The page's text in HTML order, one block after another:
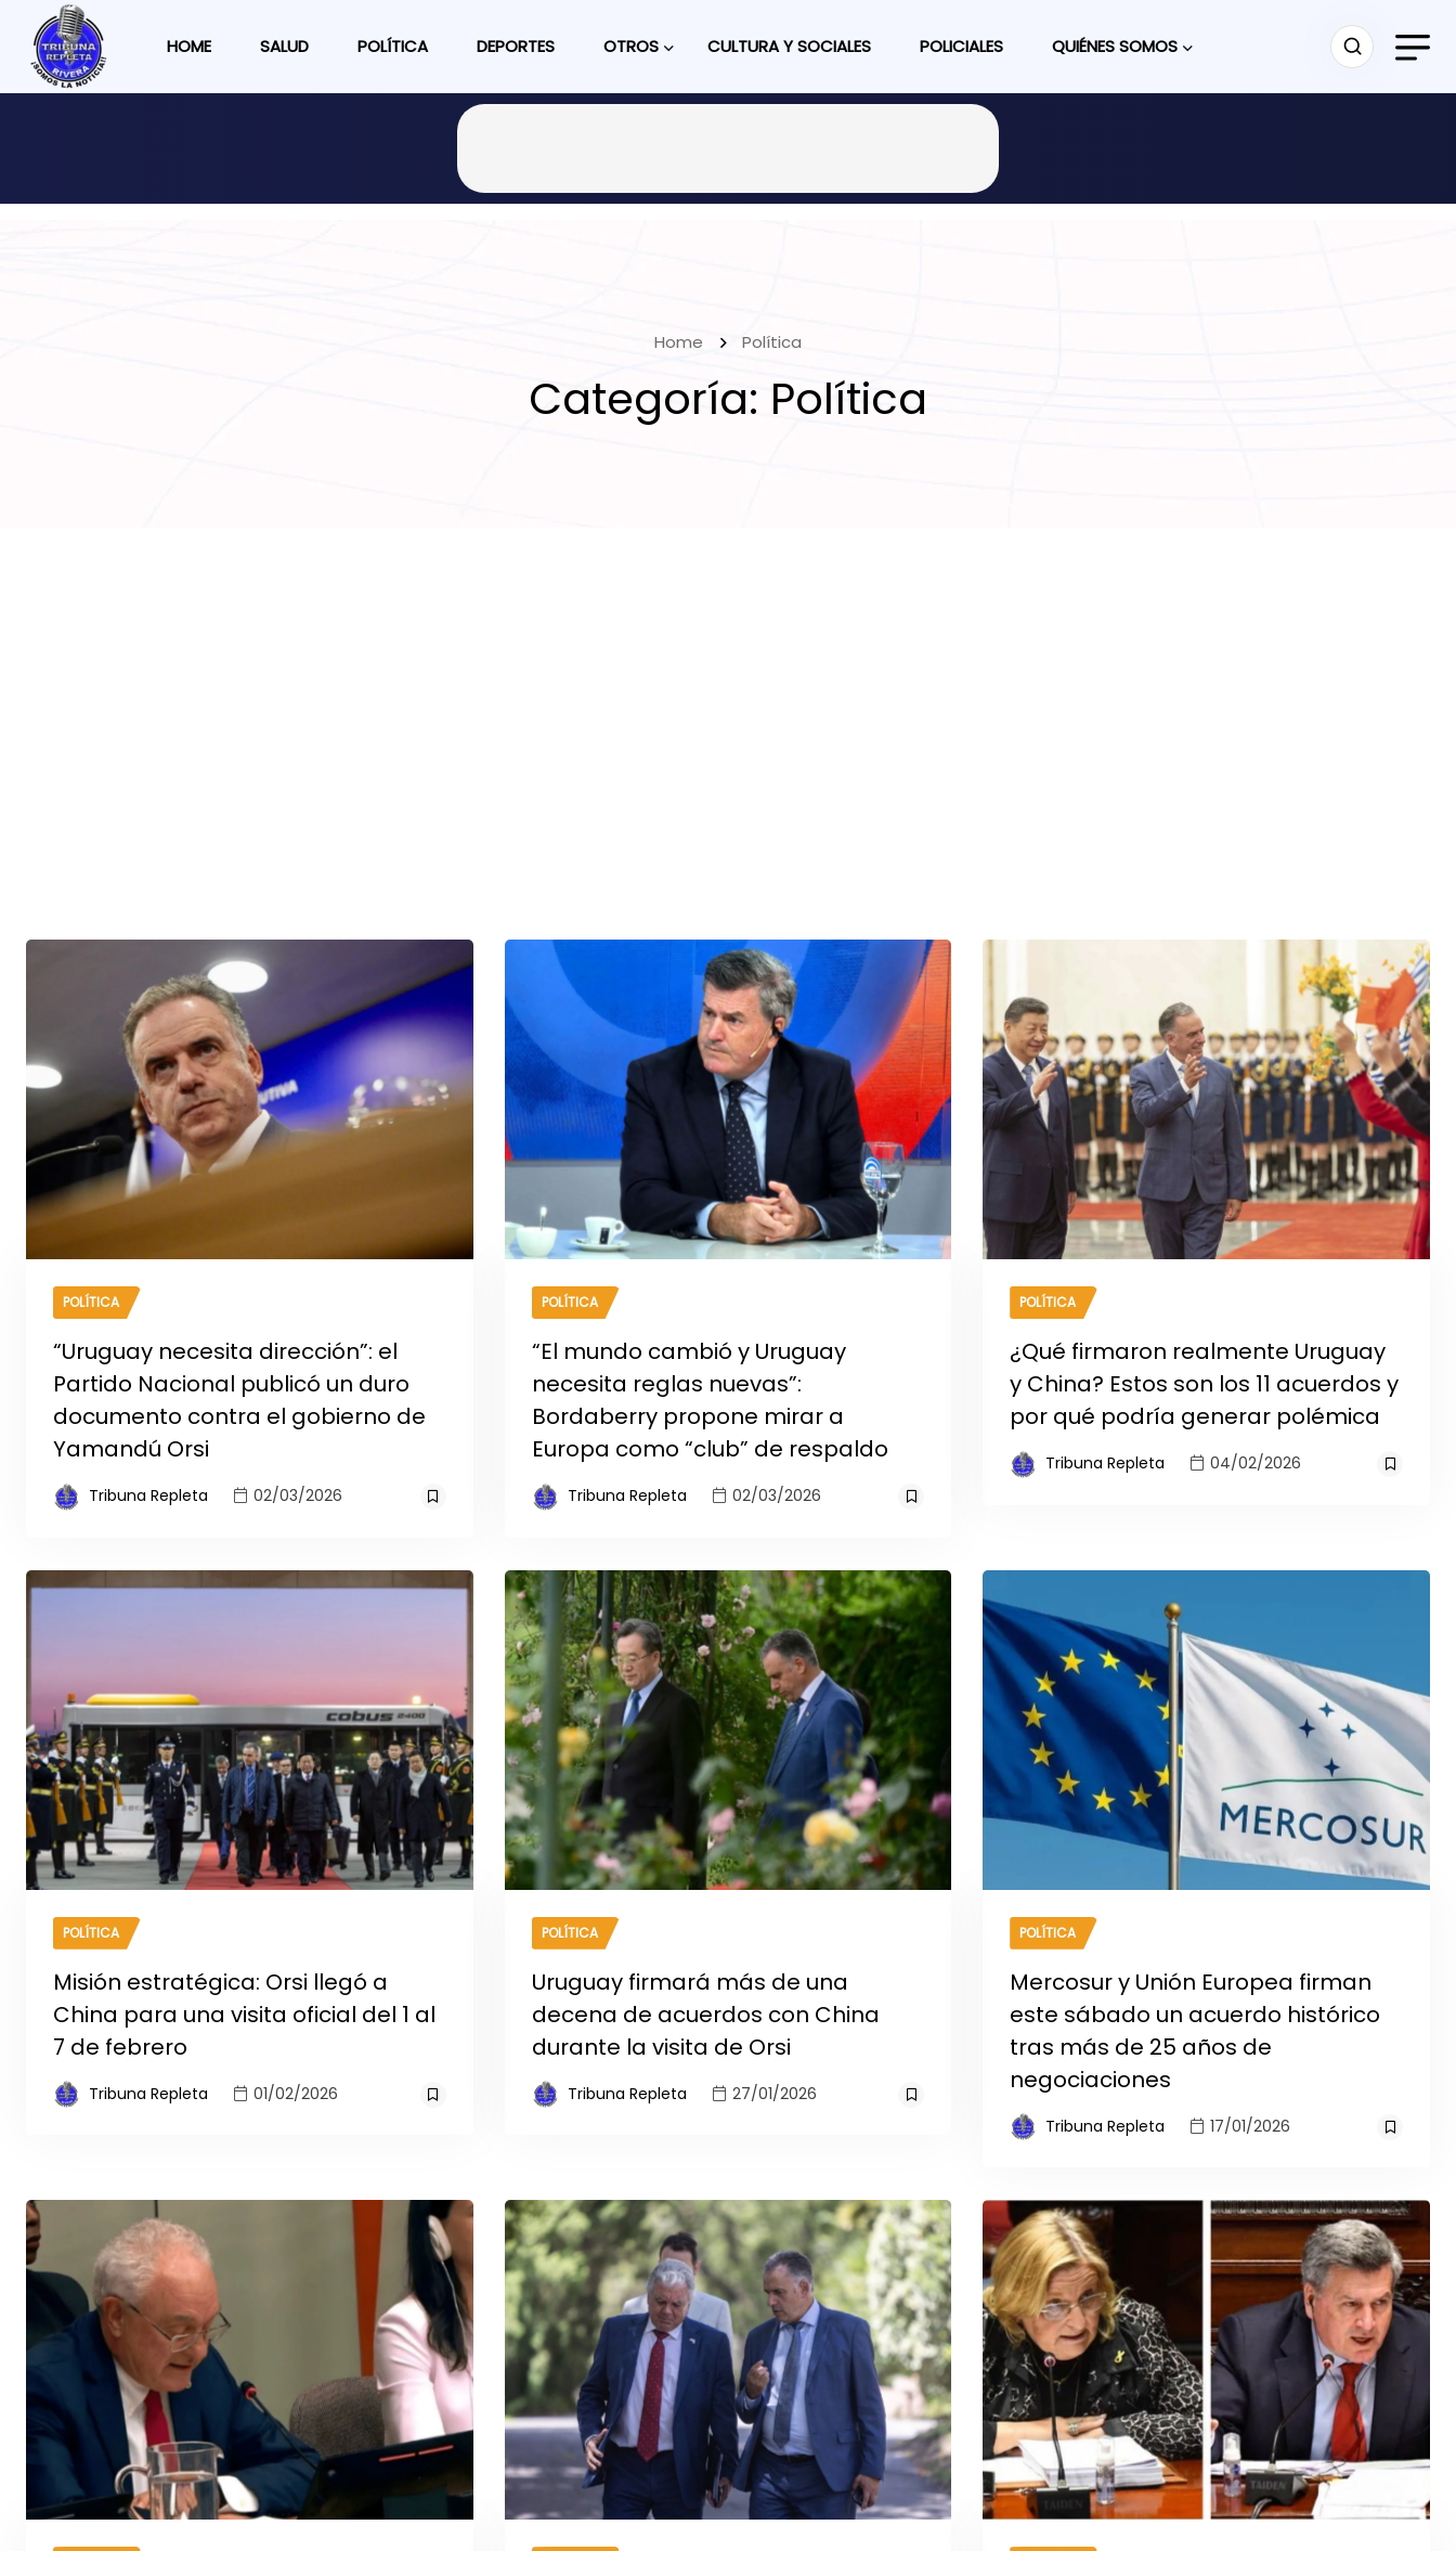
HOME SALUD POLÍTICA DEPORTES OTROS CULTURA Y SOCIALES POLICIALES QUIÉNES SOMOS
Home Política
Categoría: Política
POLÍTICA
“Uruguay necesita dirección”: el
Partido Nacional publicó un duro
documento contra el gobierno de
Yamandú Orsi
Tribuna Repleta 02/03/2026
POLÍTICA
“El mundo cambió y Uruguay
necesita reglas nuevas”:
Bordaberry propone mirar a
Europa como “club” de respaldo
Tribuna Repleta 02/03/2026
POLÍTICA
¿Qué firmaron realmente Uruguay
y China? Estos son los 11 acuerdos y
por qué podría generar polémica
Tribuna Repleta 04/02/2026
POLÍTICA
Misión estratégica: Orsi llegó a
China para una visita oficial del 1 al
7 de febrero
Tribuna Repleta 01/02/2026
POLÍTICA
Uruguay firmará más de una
decena de acuerdos con China
durante la visita de Orsi
Tribuna Repleta 27/01/2026
POLÍTICA
Mercosur y Unión Europea firman
este sábado un acuerdo histórico
tras más de 25 años de
negociaciones
Tribuna Repleta 17/01/2026